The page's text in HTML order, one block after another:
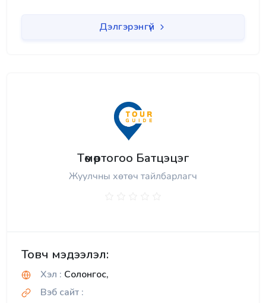
Дэлгэрэнгүй
Төмөртогоо Батцэцэг
Жуулчны хөтөч тайлбарлагч
Товч мэдээлэл:
Хэл : Солонгос,
Вэб сайт :